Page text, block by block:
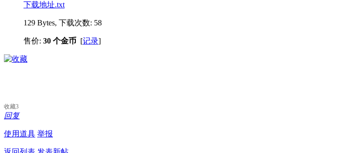
下载地址.txt
129 Bytes, 下载次数: 58
售价: 30 个金币 [记录]
收藏3
回复
使用道具 举报